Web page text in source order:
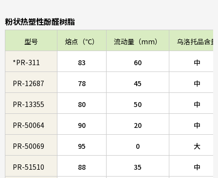
粉状热塑性酚醛树脂
型号 熔点（℃） 流动量（mm） 乌洛托品含量
*PR-311 83 60 中
PR-12687 78 45 中
PR-13355 80 50 中
PR-50064 90 20 中
PR-50069 95 0 大
PR-51510 88 35 中